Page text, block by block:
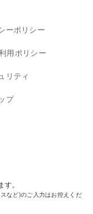
ーポリシー
用ポリシー
リティ
プ
。
など)のご入力はお控えくだ